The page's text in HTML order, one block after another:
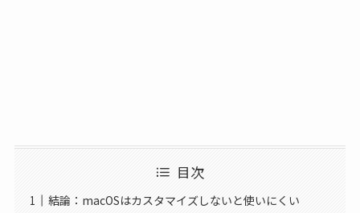
目次
結論：macOSはカスタマイズしないと使いにくい